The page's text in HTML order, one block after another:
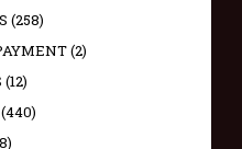
(258)
(2)
(12)
(440)